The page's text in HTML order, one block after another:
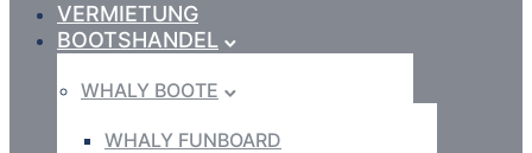
VERMIETUNG
BOOTSHANDEL
WHALY BOOTE
WHALY FUNBOARD